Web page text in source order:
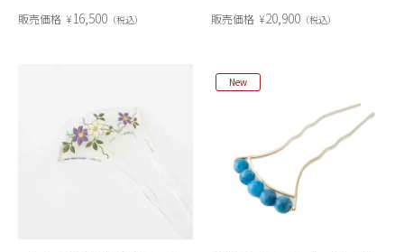
販売価格 ¥16,500 税込 販売価格 ¥20,900 税込
New